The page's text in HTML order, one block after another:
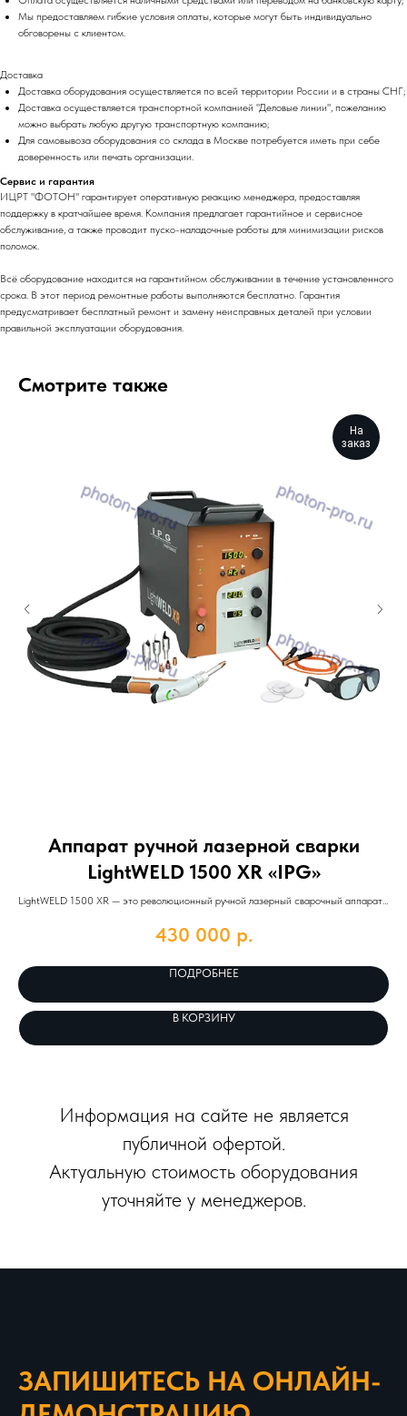
Мы предоставляем гибкие условия оплаты, которые могут быть индивидуально
обговорены с клиентом.
Доставка
Доставка оборудования осуществляется по всей территории России и в страны СНГ;
Доставка осуществляется транспортной компанией "Деловые линии", пожеланию
можно выбрать любую другую транспортную компанию;
Для самовывоза оборудования со склада в Москве потребуется иметь при себе
доверенность или печать организации.
Сервис и гарантия
ИЦРТ "ФОТОН" гарантирует оперативную реакцию менеджера, предоставляя
поддержку в кратчайшее время. Компания предлагает гарантийное и сервисное
обслуживание, а также проводит пуско-наладочные работы для минимизации рисков
поломок.
Всё оборудование находится на гарантийном обслуживании в течение установленного
срока. В этот период ремонтные работы выполняются бесплатно. Гарантия
предусматривает бесплатный ремонт и замену неисправных деталей при условии
правильной эксплуатации оборудования.
Смотрите также
На
заказ
Аппарат ручной лазерной сварки
LightWELD 1500 XR «IPG»
LightWELD 1500 XR — это революционный ручной лазерный сварочный аппарат,
430 000 р.
ПОДРОБНЕЕ
В КОРЗИНУ
Информация на сайте не является
публичной офертой.
Актуальную стоимость оборудования
уточняйте у менеджеров.
ЗАПИШИТЕСЬ НА ОНЛАЙН-